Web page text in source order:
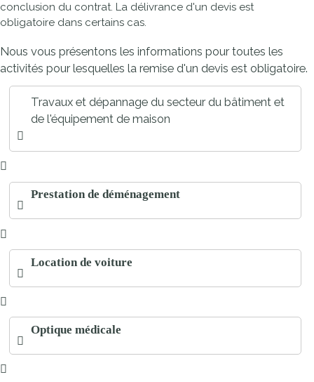
conclusion du contrat. La délivrance d'un devis est
obligatoire dans certains cas.
Nous vous présentons les informations pour toutes les
activités pour lesquelles la remise d'un devis est obligatoire.
Travaux et dépannage du secteur du bâtiment et
de l'équipement de maison
Prestation de déménagement
Location de voiture
Optique médicale